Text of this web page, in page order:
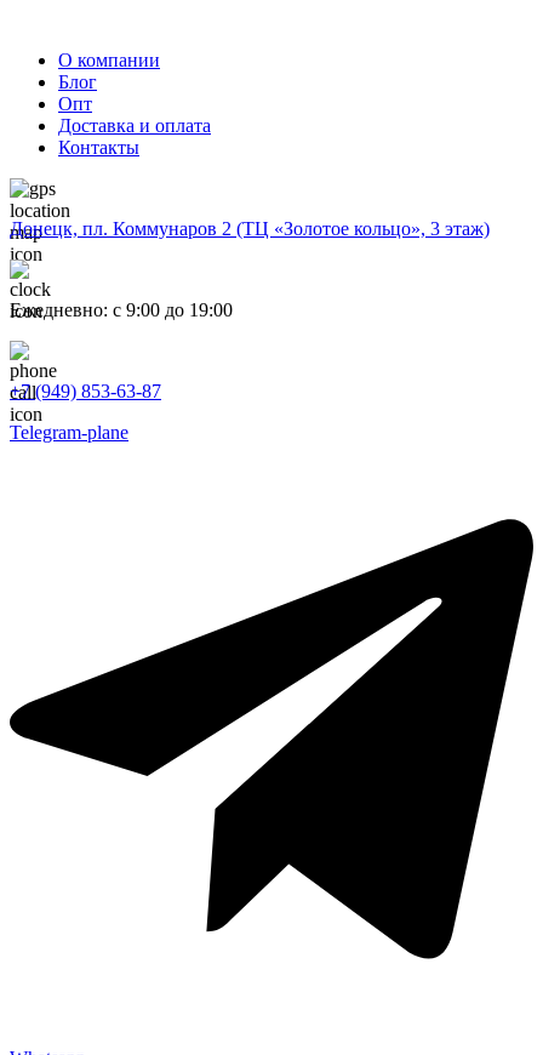
О компании
Блог
Опт
Доставка и оплата
Контакты
Донецк, пл. Коммунаров 2 (ТЦ «Золотое кольцо», 3 этаж)
Ежедневно: с 9:00 до 19:00
+7 (949) 853-63-87
Telegram-plane